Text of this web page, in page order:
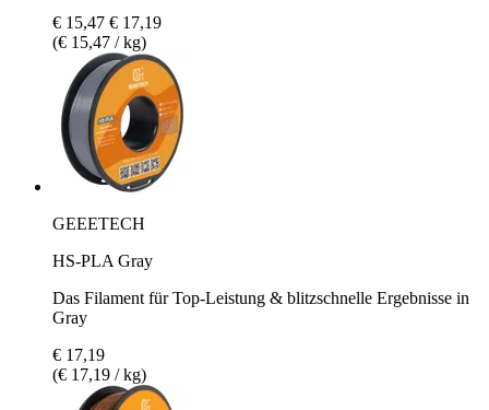
€ 15,47 € 17,19
(€ 15,47 / kg)
GEEETECH
HS-PLA Gray
Das Filament für Top-Leistung & blitzschnelle Ergebnisse in
Gray
€ 17,19
(€ 17,19 / kg)